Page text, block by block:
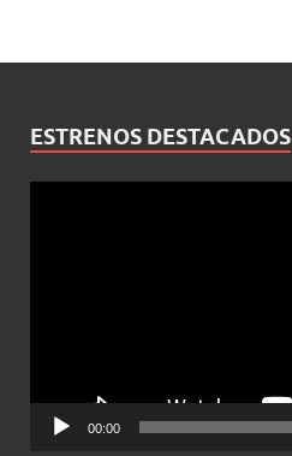
ESTRENOS DESTACADOS
00:00